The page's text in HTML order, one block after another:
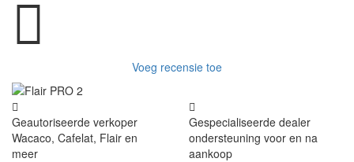
Voeg recensie toe
Geautoriseerde verkoper
Wacaco, Cafelat, Flair en
meer
Gespecialiseerde dealer
ondersteuning voor en na
aankoop